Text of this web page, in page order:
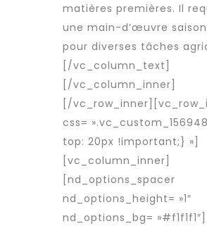
matières premières. Il
une main-d’œuvre
pour diverses tâches
[/vc_column_text]
[/vc_column_inner]
[/
css=
top: 20px !important;} »]
[vc_column_inner]
[nd_options_spacer
nd_options_height= »1″
nd_options_bg= »#f1f1f1″]